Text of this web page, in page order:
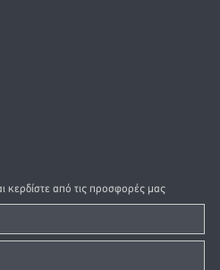
κερδίστε από τις προσφορές μας